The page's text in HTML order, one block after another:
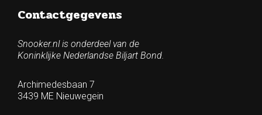
Contactgegevens
Snooker.nl is onderdeel van de
Koninklijke Nederlandse Biljart Bond.
Archimedesbaan 7
3439 ME Nieuwegein